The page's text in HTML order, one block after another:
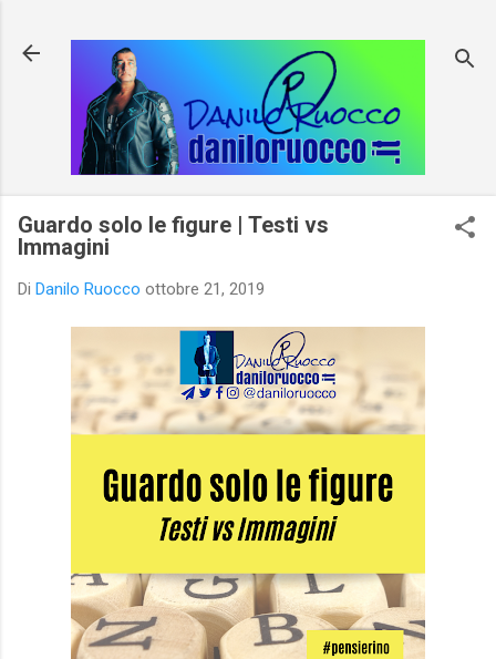
Guardo solo le figure | Testi vs
Immagini
Di Danilo Ruocco ottobre 21, 2019